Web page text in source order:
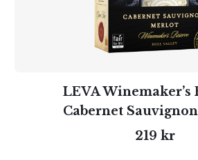
LEVA Winemaker’s
Cabernet
219 kr